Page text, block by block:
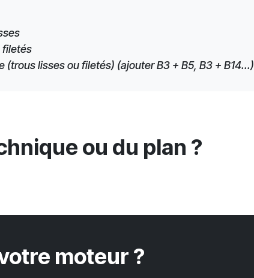
filetés
lisses ou filetés) (ajouter B3 + B5, B3 + B14...)
ou du plan ?
moteur ?